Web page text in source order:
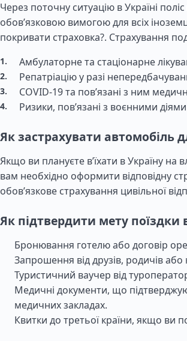
Через поточну ситуацію в Україні
обов’язковою вимогою для всіх
покривати страховка?. Страхування
Амбулаторне та стаціонарне
Репатріацію у разі
COVID-19 та пов’язані з ним
Ризики, пов’язані з воєнними діями
Як застрахувати автомобіль
Якщо ви плануєте в’їхати в Україну на
вам необхідно оформити відповідну
обов’язкове страхування цивільної
Як підтвердити мету поїздки
Бронювання готелю або договір
Запрошення від друзів, родичів або
Туристичний ваучер від
Медичні документи, що
медичних закладах.
Квитки до третьої країни, якщо ви